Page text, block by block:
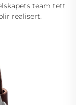
team tett
realisert.